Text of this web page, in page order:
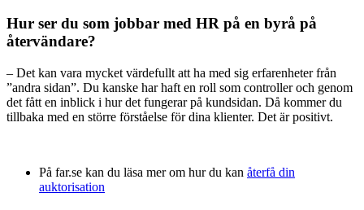
Hur ser du som jobbar med HR på en byrå på
återvändare?
– Det kan vara mycket värdefullt att ha med sig erfarenheter från
”andra sidan”. Du kanske har haft en roll som controller och genom
det fått en inblick i hur det fungerar på kundsidan. Då kommer du
tillbaka med en större förståelse för dina klienter. Det är positivt.
På far.se kan du läsa mer om hur du kan återfå din
auktorisation